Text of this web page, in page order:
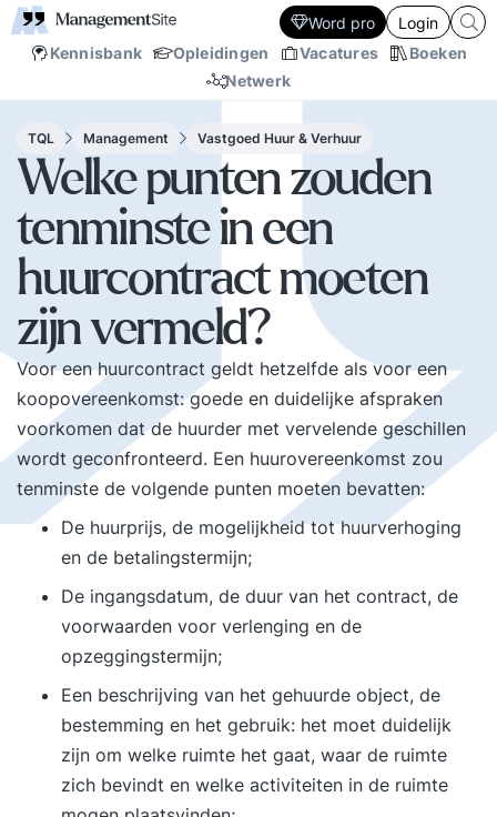
Kennisbank Opleidingen Vacatures
Boeken
Netwerk
Word pro Login
TQL Management Vastgoed Huur & Verhuur
Welke punten zouden
tenminste in een
huurcontract moeten
zijn vermeld?
Voor een huurcontract geldt hetzelfde als voor een
koopovereenkomst: goede en duidelijke afspraken
voorkomen dat de huurder met vervelende geschillen
wordt geconfronteerd. Een huurovereenkomst zou
tenminste de volgende punten moeten bevatten:
De huurprijs, de mogelijkheid tot huurverhoging
en de betalingstermijn;
De ingangsdatum, de duur van het contract, de
voorwaarden voor verlenging en de
opzeggingstermijn;
Een beschrijving van het gehuurde object, de
bestemming en het gebruik: het moet duidelijk
zijn om welke ruimte het gaat, waar de ruimte
zich bevindt en welke activiteiten in de ruimte